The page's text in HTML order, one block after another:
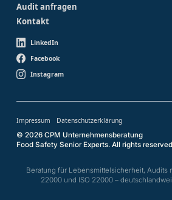
Audit anfragen
Kontakt
LinkedIn
Facebook
Instagram
© 2026 CPM Unternehmensberatung
Food Safety Senior Experts. All rights
Impressum Datenschutzerklärung
Beratung für Lebensmittelsicherheit, Audits
22000 und ISO 22000 –